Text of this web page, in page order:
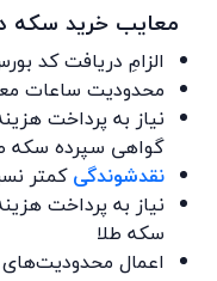
معایب خرید سکه
الزامِ دریافت کد
محدودیت ساعات
نیاز به پرداخت
گواهی سپرده سکه
نقدشوندگیکمتر
نیاز به پرداخت
سکه طلا
اعمال محدودیت‌های